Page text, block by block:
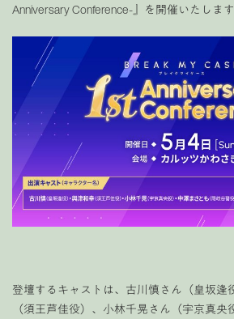
Anniversary Conference-』を開催いたします
登壇するキャストは、古川慎さん（皇坂逢
（須王芦佳役）、小林千晃さん（宇京真央